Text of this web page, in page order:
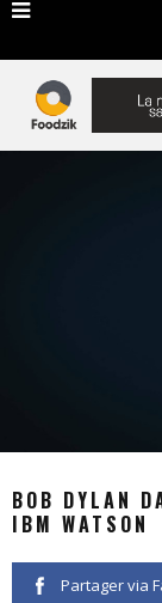
BOB DYLAN
IBM WATSON
Partager via